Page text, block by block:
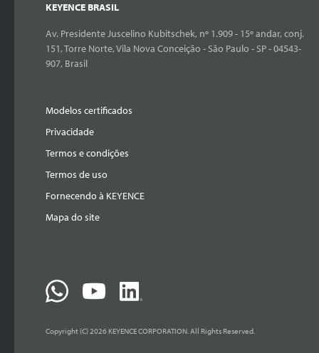
KEYENCE BRASIL
Av. Presidente Juscelino Kubitschek, nº 1.909 - 15º andar, conj.
151, Torre Norte, Vila Nova Conceição - São Paulo - SP - 04543-
907, Brasil
Modelos certificados
Privacidade
Termos e condições
Termos de uso
Fornecendo à KEYENCE
Mapa do site
Copyright (C) 2026 KEYENCE CORPORATION. All Rights Reserved.